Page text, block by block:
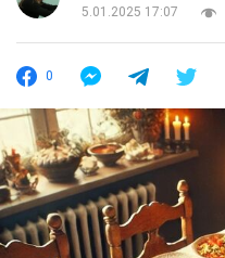
5.01.2025 17:07
0